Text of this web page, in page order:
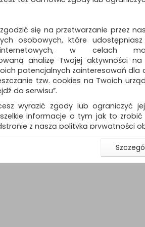
(0)
się na przetwarzanie przez
osobowych, które
w celach
analizę Twojej aktywności
potencjalnych zainteresowań
tzw. cookies na Twoich
do serwisu”.
wyrazić zgody lub ograniczyć jej
informacje o tym jak to
z naszą polityką prywatności
użytkowników zalogowanych,
i związane z tym prawidłowe
np. wysłanie potwierdzenia